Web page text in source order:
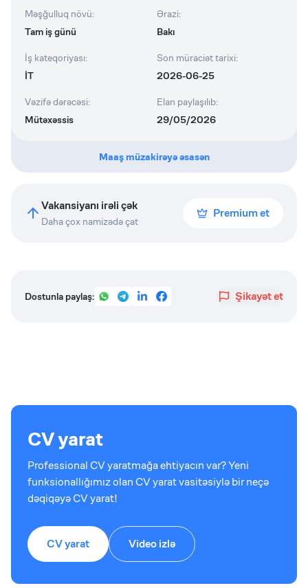
Məşğulluq növü:
Tam iş günü
Ərazi:
Bakı
İş kateqoriyası:
İT
Son müraciət tarixi:
2026-06-25
Vəzifə dərəcəsi:
Mütəxəssis
Elan paylaşılıb:
29/05/2026
Maaş müzakirəyə əsasən
Vakansiyanı irəli çək
Daha çox namizədə çat
Premium et
Dostunla paylaş: Şikayət et
CV yarat
Professional CV yaratmağa ehtiyacın var? Yeni
funksionallığımız olan CV yarat vasitəsiylə bir neçə
dəqiqəyə CV yarat!
CV yarat Video izlə